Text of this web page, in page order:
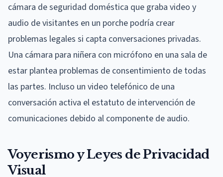
cámara de seguridad doméstica que graba video y
audio de visitantes en un porche podría crear
problemas legales si capta conversaciones privadas.
Una cámara para niñera con micrófono en una sala de
estar plantea problemas de consentimiento de todas
las partes. Incluso un video telefónico de una
conversación activa el estatuto de intervención de
comunicaciones debido al componente de audio.
Voyerismo y Leyes de Privacidad
Visual